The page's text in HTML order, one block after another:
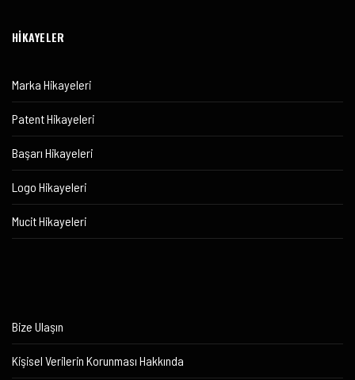
HİKAYELER
Marka Hikayeleri
Patent Hikayeleri
Başarı Hikayeleri
Logo Hikayeleri
Mucit Hikayeleri
Bize Ulaşın
Kişisel Verilerin Korunması Hakkında